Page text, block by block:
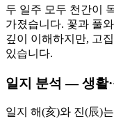
두 일주 모두 천간이
가졌습니다. 꽃과 풀
깊이 이해하지만, 고
있습니다.
일지 분석 — 생활
일지 해(亥)와 진(辰)